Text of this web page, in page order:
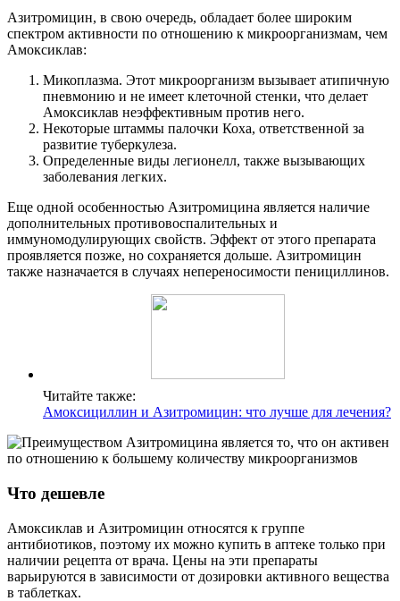
Азитромицин, в свою очередь, обладает более широким
спектром активности по отношению к микроорганизмам, чем
Амоксиклав:
Микоплазма. Этот микроорганизм вызывает атипичную
пневмонию и не имеет клеточной стенки, что делает
Амоксиклав неэффективным против него.
Некоторые штаммы палочки Коха, ответственной за
развитие туберкулеза.
Определенные виды легионелл, также вызывающих
заболевания легких.
Еще одной особенностью Азитромицина является наличие
дополнительных противовоспалительных и
иммуномодулирующих свойств. Эффект от этого препарата
проявляется позже, но сохраняется дольше. Азитромицин
также назначается в случаях непереносимости пенициллинов.
Читайте также:
Амоксициллин и Азитромицин: что лучше для лечения?
Что дешевле
Амоксиклав и Азитромицин относятся к группе
антибиотиков, поэтому их можно купить в аптеке только при
наличии рецепта от врача. Цены на эти препараты
варьируются в зависимости от дозировки активного вещества
в таблетках.